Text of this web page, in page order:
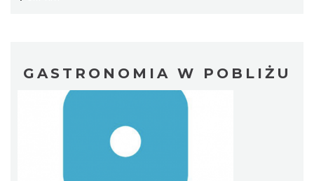
GASTRONOMIA W POBLIŻU